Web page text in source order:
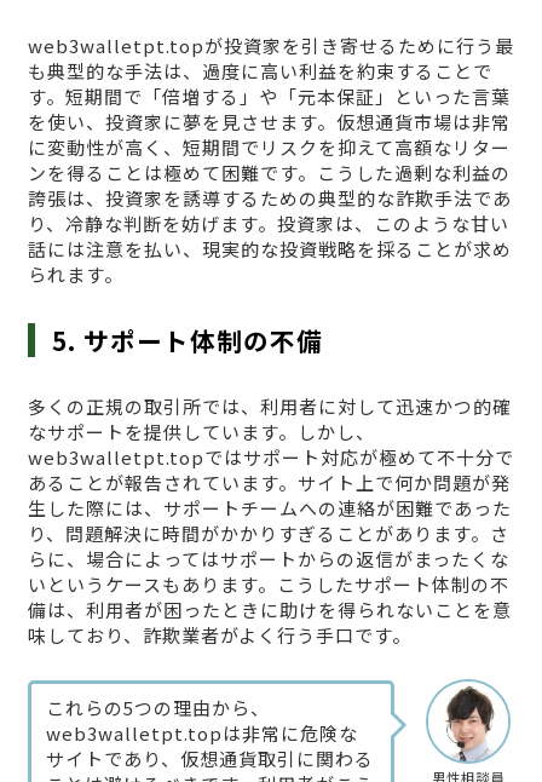
web3walletpt.topが投資家を引き寄せるために行う最
も典型的な手法は、過度に高い利益を約束することで
す。短期間で「倍増する」や「元本保証」といった言葉
を使い、投資家に夢を見させます。仮想通貨市場は非常
に変動性が高く、短期間でリスクを抑えて高額なリター
ンを得ることは極めて困難です。こうした過剰な利益の
誇張は、投資家を誘導するための典型的な詐欺手法であ
り、冷静な判断を妨げます。投資家は、このような甘い
話には注意を払い、現実的な投資戦略を採ることが求め
られます。
5. サポート体制の不備
多くの正規の取引所では、利用者に対して迅速かつ的確
なサポートを提供しています。しかし、
web3walletpt.topではサポート対応が極めて不十分で
あることが報告されています。サイト上で何か問題が発
生した際には、サポートチームへの連絡が困難であった
り、問題解決に時間がかかりすぎることがあります。さ
らに、場合によってはサポートからの返信がまったくな
いというケースもあります。こうしたサポート体制の不
備は、利用者が困ったときに助けを得られないことを意
味しており、詐欺業者がよく行う手口です。
男性相談員
これらの5つの理由から、
web3walletpt.topは非常に危険な
サイトであり、仮想通貨取引に関わる